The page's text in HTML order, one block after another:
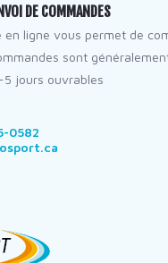
DE COMMANDES
en ligne vous permet de
sont
5 jours ouvrables
0582